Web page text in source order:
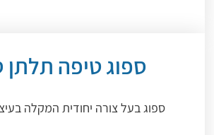
ספוג טיפה תלתן
ספוג בעל צורה יחודית המקלה